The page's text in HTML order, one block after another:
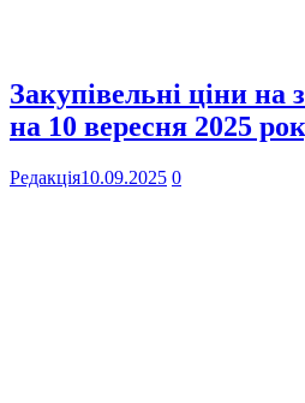
Закупівельні ціни на
на 10 вересня 2025
Редакція10.09.2025 0